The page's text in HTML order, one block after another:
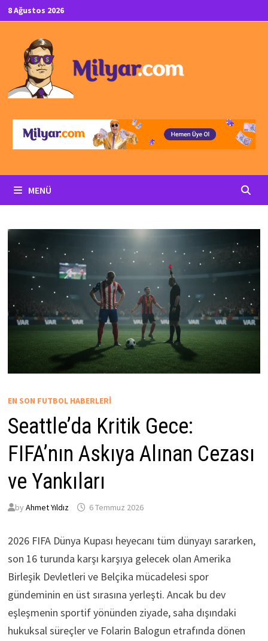
İçeriğe
geç
8 Ağustos 2026
MENÜ
EN SON FUTBOL HABERLERI
Seattle’da Kritik Gece:
FIFA’nın Askıya Alınan Cezası
ve Yankıları
by Ahmet Yıldız 6 Temmuz 2026
2026 FIFA Dünya Kupası heyecanı tüm dünyayı sararken,
son 16 turunda karşı karşıya gelecek olan Amerika
Birleşik Devletleri ve Belçika mücadelesi spor
gündeminin en üst sırasına yerleşti. Ancak bu dev
eşleşmenin sportif yönünden ziyade, saha dışındaki
hukuksal süreçler ve Folarin Balogun etrafında dönen